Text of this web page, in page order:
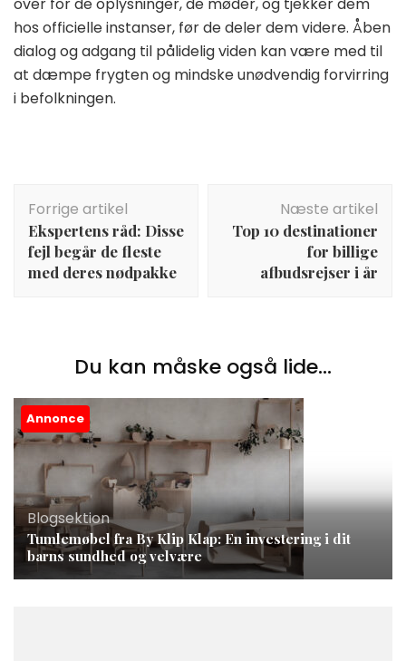
over for de oplysninger, de møder, og tjekker dem
hos officielle instanser, før de deler dem videre. Åben
dialog og adgang til pålidelig viden kan være med til
at dæmpe frygten og mindske unødvendig forvirring
i befolkningen.
Forrige artikel
Ekspertens råd: Disse
fejl begår de fleste
med deres nødpakke
Næste artikel
Top 10 destinationer
for billige
afbudsrejser i år
Du kan måske også lide...
Annonce
Blogsektion
Tumlemøbel fra By Klip Klap: En investering i dit
barns sundhed og velvære